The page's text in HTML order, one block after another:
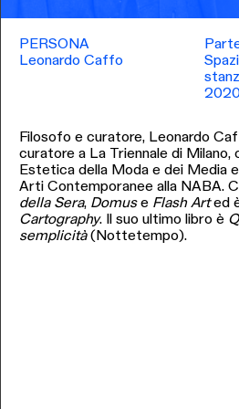
PERSONA
Leonardo Caffo
Filosofo e curatore, Leonardo
curatore a La Triennale di
Estetica della Moda e dei Media
Arti Contemporanee alla NABA.
della Sera, Domuse Flash Arted
Cartography. Il suo ultimo libro è
semplicità(Nottetempo).